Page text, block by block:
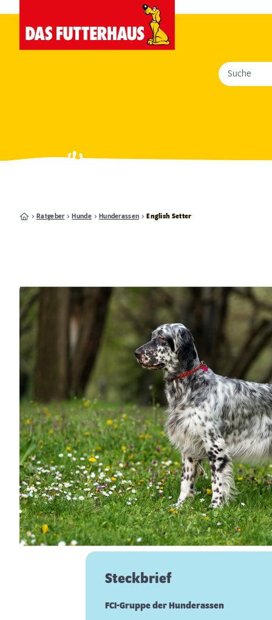
Suche
Ratgeber Hunde Hunderassen English Setter
Steckbrief
FCI-Gruppe der Hunderassen